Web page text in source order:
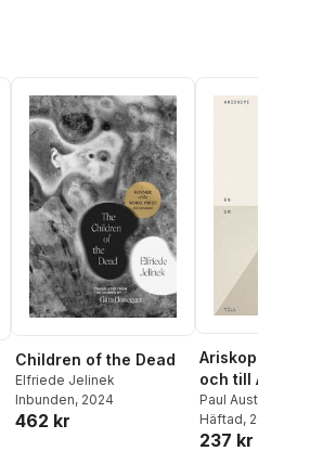
Children of the Dead
Elfriede Jelinek
Inbunden, 2024
462 kr
Ariskopi : en
och till Aris
Paul Auster
Bengtsson
Mats Bigert
Häftad, 2021
237 kr